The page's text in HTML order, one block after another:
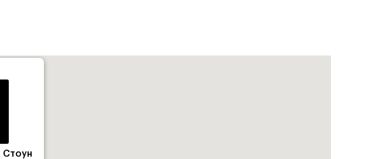
Стоун